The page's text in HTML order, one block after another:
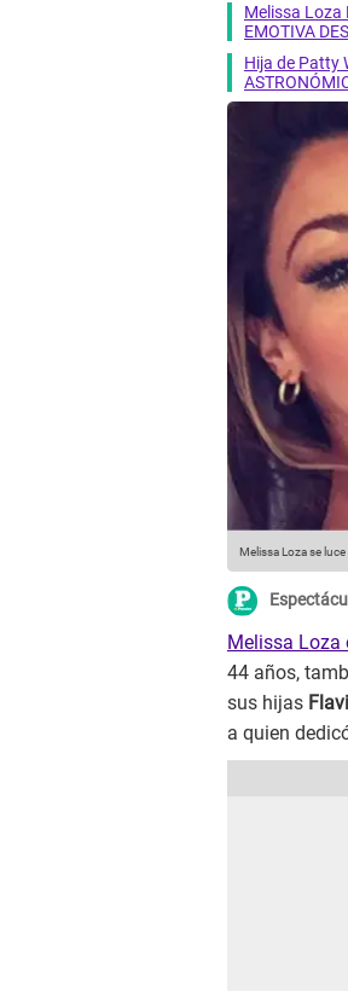
Melissa Loza
EMOTIVA
Hija de Patty
Melissa Loza se
Melissa Loza
44 años,
sus hijas
a quien